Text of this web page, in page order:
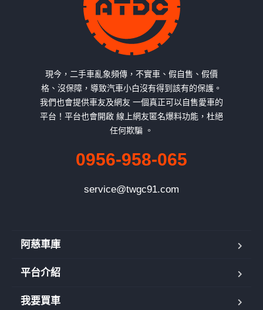
現今，二手車亂象頻傳，不實車、假自售、假價
格、沒保障，導致汽車小白沒有得到該有的保護。
我們也會提供車友及網友 一個真正可以自售愛車的
平台！平台也會開啟 線上網友匿名爆料功能，杜絕
任何欺騙 。
0956-958-065
service@twgc91.com
阿慈車庫
平台介紹
我要買車